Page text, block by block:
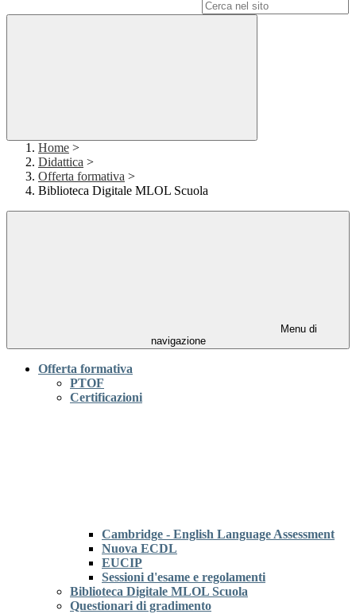
Home >
Didattica >
Offerta formativa >
Biblioteca Digitale MLOL Scuola
Menu di
navigazione
Offerta formativa
PTOF
Certificazioni
Cambridge - English Language Assessment
Nuova ECDL
EUCIP
Sessioni d'esame e regolamenti
Biblioteca Digitale MLOL Scuola
Questionari di gradimento